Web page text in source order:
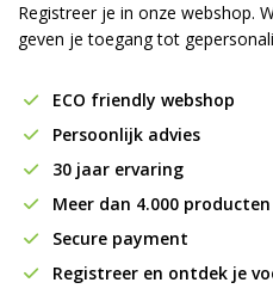
Registreer je in onze webshop.
geven je toegang tot
ECO friendly webshop
Persoonlijk advies
30 jaar ervaring
Meer dan 4.000 producten
Secure payment
Registreer en ontdek je